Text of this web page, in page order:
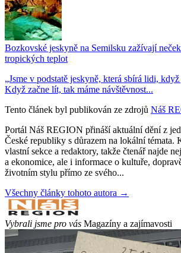
Bozkovské jeskyně na Semilsku zažívají
tropických teplot
„Jsme v podstatě jeskyně, která sbírá lidi, když
Když začne lít, tak máme návštěvnost...
Tento článek byl publikován ze zdrojů Náš
Portál Náš REGION přináší aktuální dění z
České republiky s důrazem na lokální témata.
vlastní sekce a redaktory, takže čtenář najde
a ekonomice, ale i informace o kultuře,
životním stylu přímo ze svého...
Všechny články tohoto autora →
Vybrali jsme pro vás Magazíny a zajímavosti